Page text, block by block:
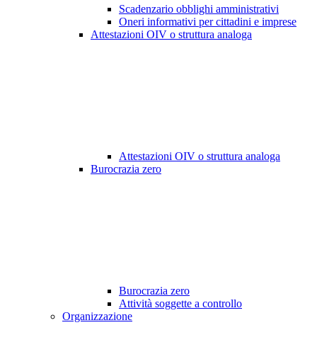
Scadenzario obblighi amministrativi
Oneri informativi per cittadini e imprese
Attestazioni OIV o struttura analoga
Attestazioni OIV o struttura analoga
Burocrazia zero
Burocrazia zero
Attività soggette a controllo
Organizzazione